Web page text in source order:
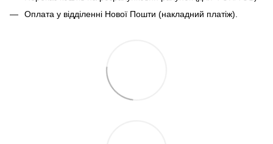
Оплата у відділенні Нової Пошти (накладний платіж).